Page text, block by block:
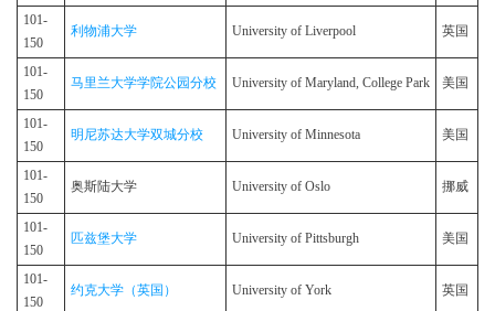
101-
150
利物浦大学 University of Liverpool 英国
101-
150
马里兰大学学院公园分校 University of Maryland, College Park 美国
101-
150
明尼苏达大学双城分校 University of Minnesota 美国
101-
150
奥斯陆大学 University of Oslo 挪威
101-
150
匹兹堡大学 University of Pittsburgh 美国
101-
150
约克大学（英国） University of York 英国